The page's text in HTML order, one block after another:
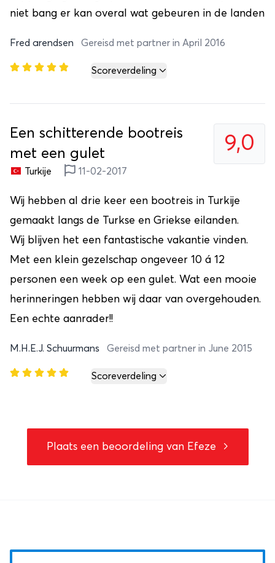
niet bang er kan overal wat gebeuren in de landen
Fred arendsen Gereisd met partner in April 2016
Scoreverdeling
9,0
Een schitterende bootreis
met een gulet
Turkije 11-02-2017
Wij hebben al drie keer een bootreis in Turkije
gemaakt langs de Turkse en Griekse eilanden.
Wij blijven het een fantastische vakantie vinden.
Met een klein gezelschap ongeveer 10 á 12
personen een week op een gulet. Wat een mooie
herinneringen hebben wij daar van overgehouden.
Een echte aanrader!!
M.H.E.J. Schuurmans Gereisd met partner in June 2015
Scoreverdeling
Plaats een beoordeling van Efeze